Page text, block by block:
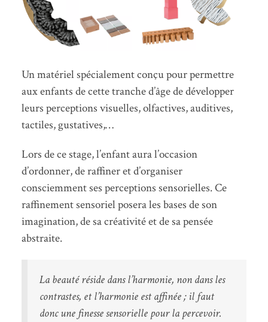
Un matériel spécialement conçu pour permettre
aux enfants de cette tranche d’âge de développer
leurs perceptions visuelles, olfactives, auditives,
tactiles, gustatives,…
Lors de ce stage, l’enfant aura l’occasion
d’ordonner, de raffiner et d’organiser
consciemment ses perceptions sensorielles. Ce
raffinement sensoriel posera les bases de son
imagination, de sa créativité et de sa pensée
abstraite.
La beauté réside dans l’harmonie, non dans les
contrastes, et l’harmonie est affinée ; il faut
donc une finesse sensorielle pour la percevoir.